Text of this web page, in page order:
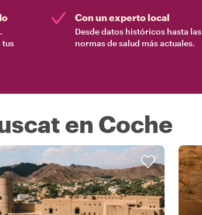
tus
Con un experto local
Desde datos históricos hasta las
normas de salud más actuales.
en Coche